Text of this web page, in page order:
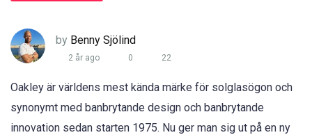
by Benny Sjölind
2 år ago 0 22
Oakley är världens mest kända märke för solglasögon och
synonymt med banbrytande design och banbrytande
innovation sedan starten 1975. Nu ger man sig ut på en ny